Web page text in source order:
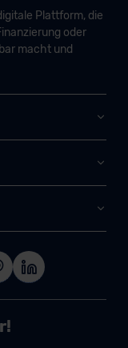
Plattform, die
oder
macht und